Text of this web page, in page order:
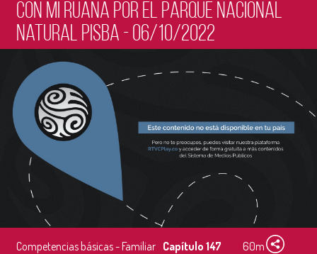
Con mi ruana por el Parque Nacional
Natural Pisba - 06/10/2022
Competencias básicas - Familiar Capítulo 147
60m